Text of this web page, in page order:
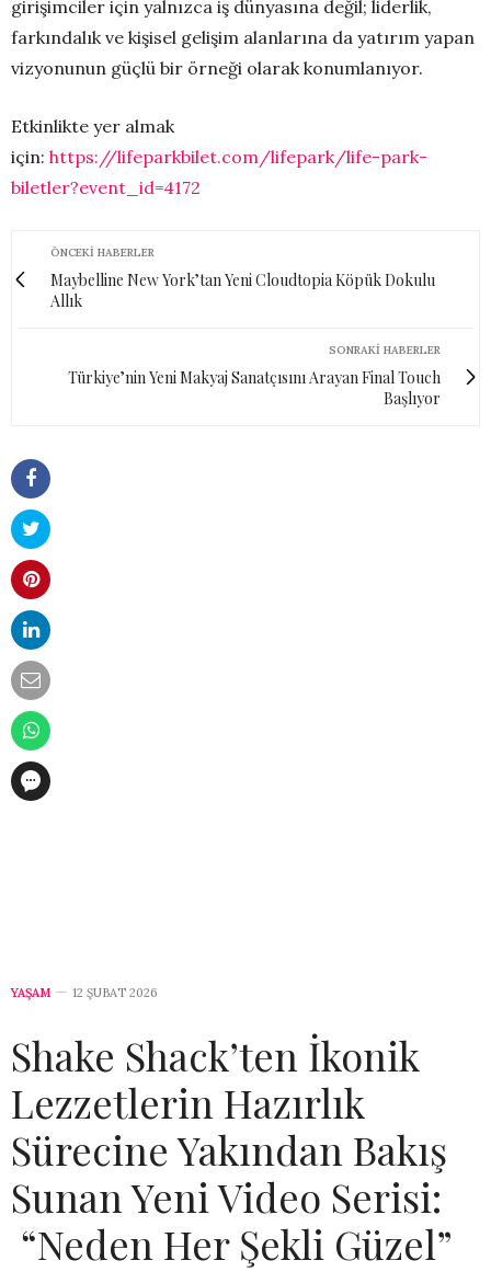
girişimciler için yalnızca iş dünyasına değil; liderlik,
farkındalık ve kişisel gelişim alanlarına da yatırım yapan
vizyonunun güçlü bir örneği olarak konumlanıyor.
Etkinlikte yer almak
için: https://lifeparkbilet.com/lifepark/life-park-
biletler?event_id=4172
ÖNCEKI HABERLER
Maybelline New York’tan Yeni Cloudtopia Köpük Dokulu
Allık
SONRAKI HABERLER
Türkiye’nin Yeni Makyaj Sanatçısını Arayan Final Touch
Başlıyor
YAŞAM 12 ŞUBAT 2026
Shake Shack’ten İkonik
Lezzetlerin Hazırlık
Sürecine Yakından Bakış
Sunan Yeni Video Serisi:
“Neden Her Şekli Güzel”